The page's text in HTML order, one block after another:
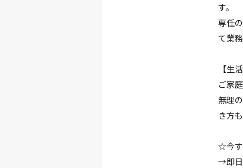
す。
専任
て業
【生
ご家
無理
き方
☆今す
→即日